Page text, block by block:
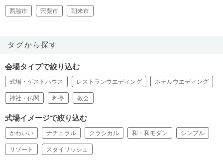
西脇市 宍粟市 朝来市
タグから探す
会場タイプで絞り込む
式場・ゲストハウス レストランウエディング ホテルウエディング
神社・仏閣 料亭 教会
式場イメージで絞り込む
かわいい ナチュラル クラシカル 和・和モダン シンプル
リゾート スタイリッシュ